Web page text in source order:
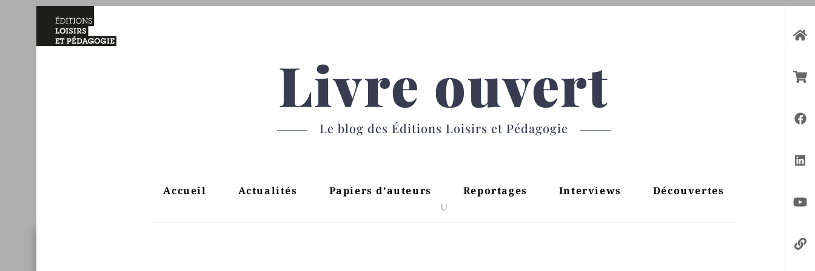
Livre ouvert
Le blog des Éditions Loisirs et Pédagogie
Accueil Actualités Papiers d’auteurs Reportages Interviews Découvertes